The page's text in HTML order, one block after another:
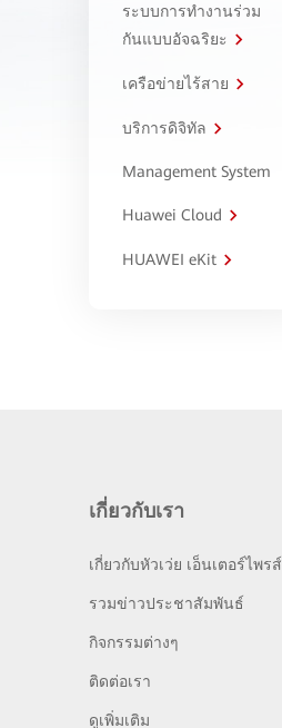
ระบบการทำงานร่วม
กันแบบอัจฉริยะ
เครือข่ายไร้สาย
บริการดิจิทัล
Management System
Huawei Cloud
HUAWEI eKit
เกี่ยวกับเรา
เกี่ยวกับหัวเว่ย เอ็นเตอร์ไพรส์
รวมข่าวประชาสัมพันธ์
กิจกรรมต่างๆ
ติดต่อเรา
ดูเพิ่มเติม